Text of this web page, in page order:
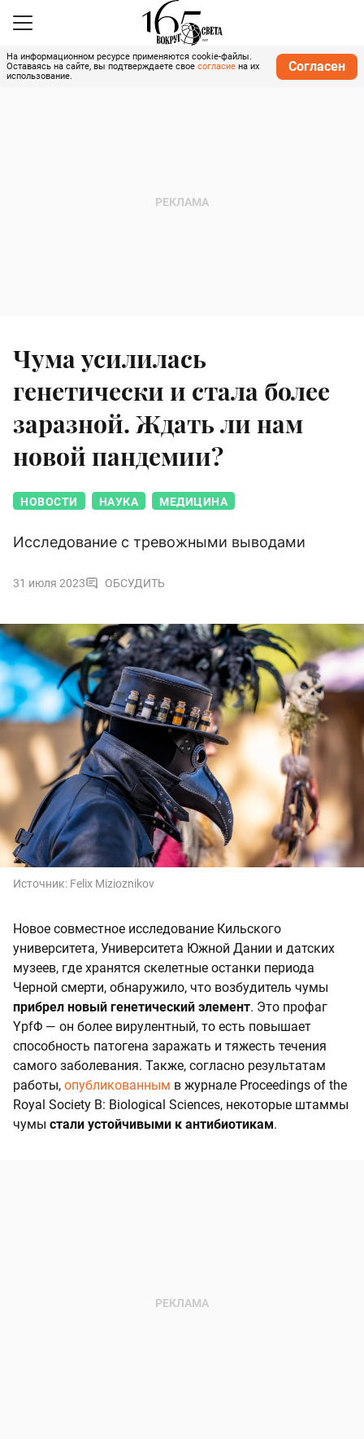
На информационном ресурсе применяются cookie-файлы.
Оставаясь на сайте, вы подтверждаете свое согласие на их
использование.
Согласен
Чума усилилась
генетически и стала более
заразной. Ждать ли нам
новой пандемии?
НОВОСТИ НАУКА МЕДИЦИНА
Исследование с тревожными выводами
31 июля 2023 ОБСУДИТЬ
Источник: Felix Mizioznikov
Новое совместное исследование Кильского
университета, Университета Южной Дании и датских
музеев, где хранятся скелетные останки периода
Черной смерти, обнаружило, что возбудитель чумы
прибрел новый генетический элемент. Это профаг
YpfΦ — он более вирулентный, то есть повышает
способность патогена заражать и тяжесть течения
самого заболевания. Также, согласно результатам
работы, опубликованным в журнале Proceedings of the
Royal Society B: Biological Sciences, некоторые штаммы
чумы стали устойчивыми к антибиотикам.